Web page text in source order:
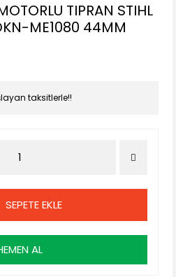
TIPRAN STIHL
ME1080 44MM
taksitlerle!!
SEPETE EKLE
AL